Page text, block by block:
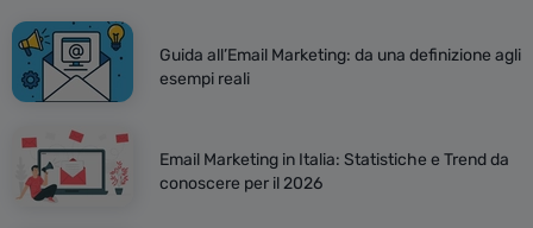
Guida all’Email Marketing: da una definizione agli
esempi reali
Email Marketing in Italia: Statistiche e Trend da
conoscere per il 2026